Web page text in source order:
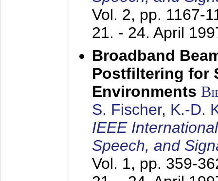
Vol. 2, pp. 1167-
21. - 24. April
Broadband
Postfiltering for
Environments
S. Fischer, K.-D.
IEEE
Speech, and
Vol. 1, pp. 359-